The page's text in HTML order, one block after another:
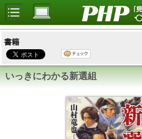
書籍
いっきにわかる新選組